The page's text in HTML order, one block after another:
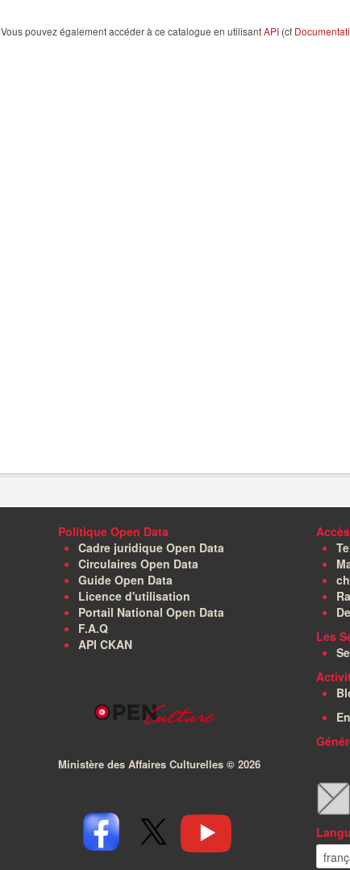
Vous pouvez également accéder à ce catalogue en utilisantAPI (cf
Politique Open Data
Cadre juridique Open Data
Circulaires Open Data
Guide Open Data
Licence d'utilisation
Portail National Open Data
F.A.Q
API CKAN
Ministère des Affaires Culturelles © 2026
Les